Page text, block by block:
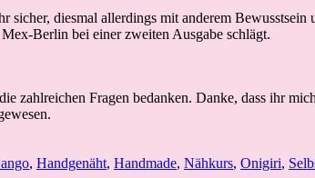
diesmal allerdings mit anderem
Berlin bei einer zweiten Ausgabe schlägt.
zahlreichen Fragen bedanken. Danke, dass ihr
, Handgenäht, Handmade, Nähkurs, Onigiri,